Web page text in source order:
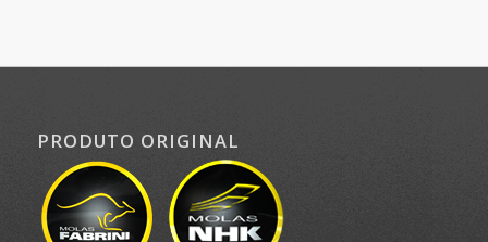
PRODUTO ORIGINAL